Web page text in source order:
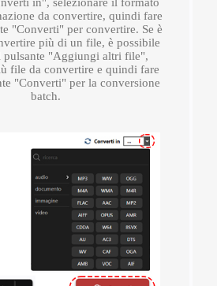
da convertire, quindi fare
"Converti" per convertire. Se è
più di un file, è possibile
pulsante "Aggiungi altri file",
file da convertire e quindi fare
"Converti" per la conversione
batch.